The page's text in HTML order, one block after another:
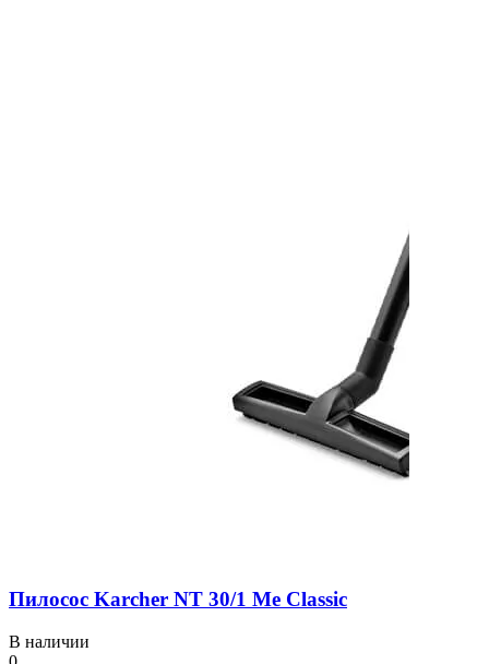
Пилосос Karcher NT 30/1 Me Classic
В наличии